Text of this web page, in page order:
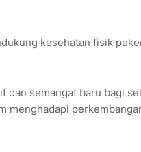
kesehatan fisik
dan semangat baru bagi
menghadapi